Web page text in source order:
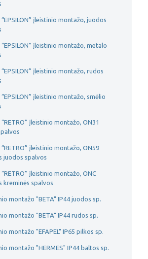
įleistinio montažo, juodos
įleistinio montažo, metalo
įleistinio montažo, rudos
įleistinio montažo, smėlio
įleistinio montažo, ON31
įleistinio montažo, ON59
juodos spalvos
įleistinio montažo, ONC
kreminės spalvos
montažo "BETA" IP44 juodos sp.
montažo "BETA" IP44 rudos sp.
montažo "EFAPEL" IP65 pilkos sp.
montažo "HERMES" IP44 baltos sp.